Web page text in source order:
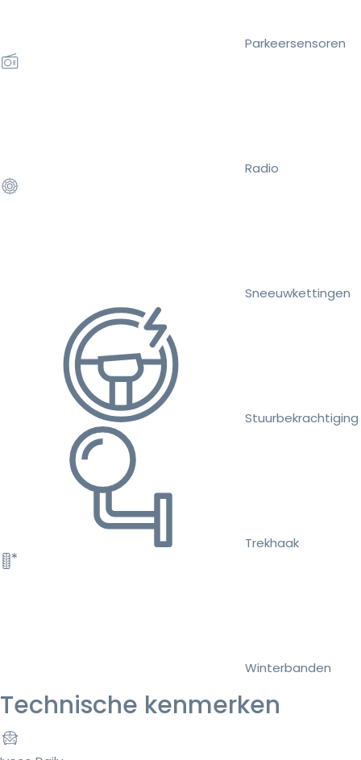
Parkeersensoren
Radio
Sneeuwkettingen
Stuurbekrachtiging
Trekhaak
Winterbanden
Technische kenmerken